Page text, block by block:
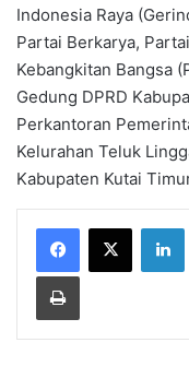
Indonesia Raya
Partai Berkarya,
Kebangkitan Bangsa
Gedung DPRD
Perkantoran
Kelurahan Teluk
Kabupaten Kutai